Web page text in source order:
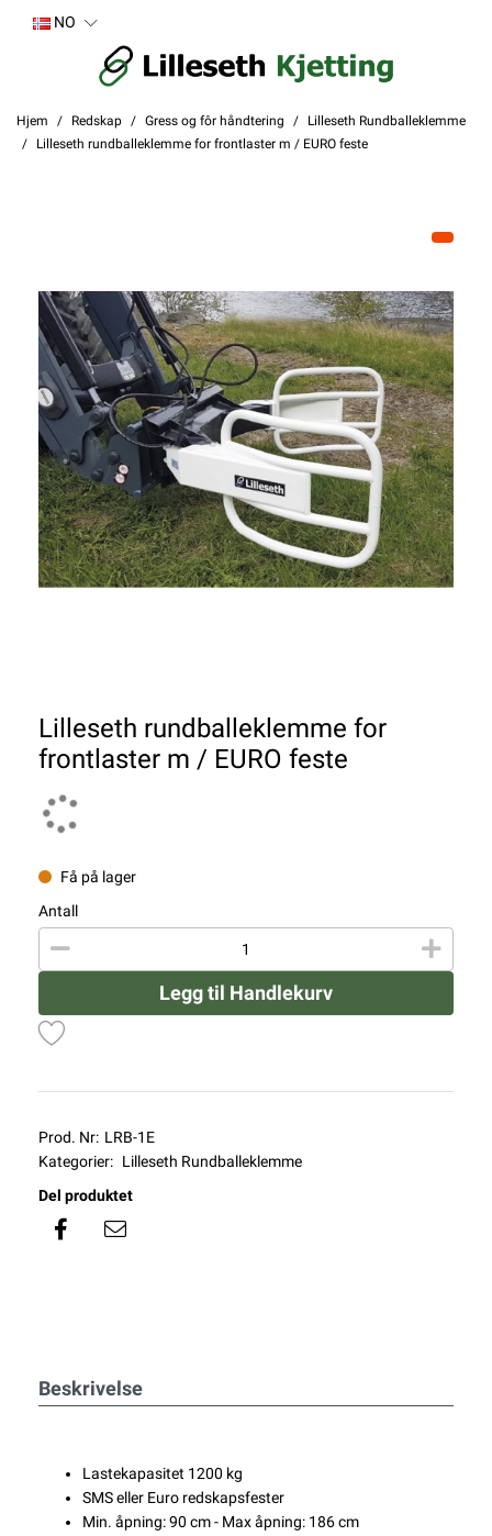
NO
Hjem Redskap Gress og fôr håndtering
Lilleseth Rundballeklemme
Lilleseth rundballeklemme for frontlaster m / EURO feste
Lilleseth rundballeklemme for
frontlaster m / EURO feste
Få på lager
Antall
Legg til Handlekurv
Prod. Nr: LRB-1E
Kategorier: Lilleseth Rundballeklemme
Del produktet
Beskrivelse
Lastekapasitet 1200 kg
SMS eller Euro redskapsfester
Min. åpning: 90 cm - Max åpning: 186 cm